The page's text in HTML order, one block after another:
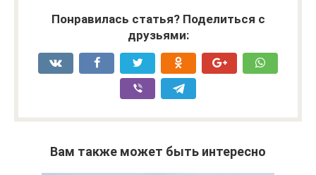
Понравилась статья? Поделиться с
друзьями:
Вам также может быть интересно